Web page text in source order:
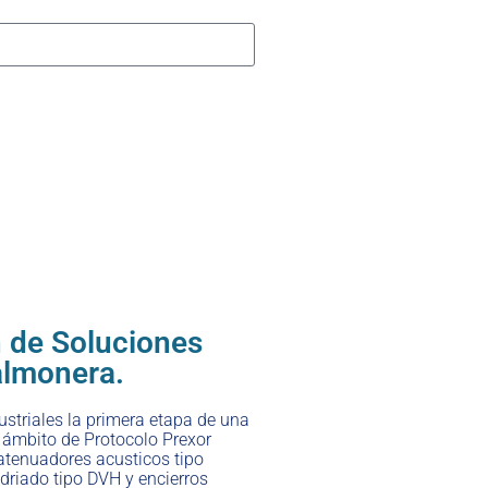
Soluciones
la primera etapa de una
de Protocolo Prexor
acusticos tipo
tipo DVH y encierros